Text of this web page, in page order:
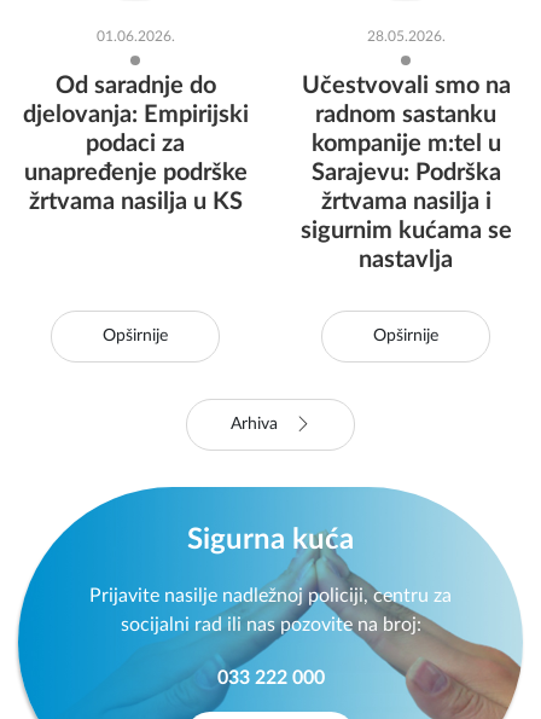
01.06.2026.
Od saradnje do
djelovanja: Empirijski
podaci za
unapređenje podrške
žrtvama nasilja u KS
Opširnije
28.05.2026.
Učestvovali smo na
radnom sastanku
kompanije m:tel u
Sarajevu: Podrška
žrtvama nasilja i
sigurnim kućama se
nastavlja
Opširnije
Arhiva
Sigurna kuća
Prijavite nasilje nadležnoj policiji, centru za
socijalni rad ili nas pozovite na broj:
033 222 000